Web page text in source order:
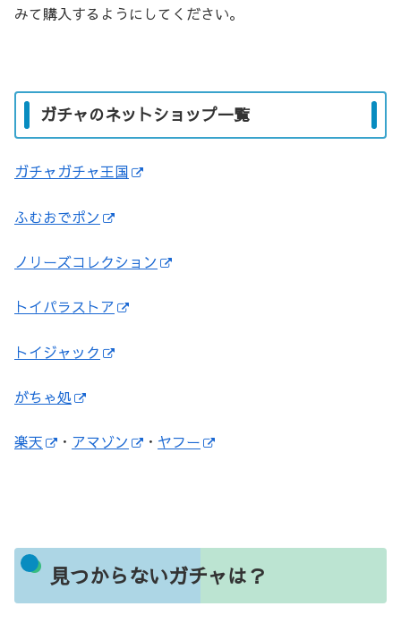
みて購入するようにしてください。
ガチャのネットショップ一覧
ガチャガチャ王国
ふむおでポン
ノリーズコレクション
トイパラストア
トイジャック
がちゃ処
楽天 ・ アマゾン ・ ヤフー
見つからないガチャは？